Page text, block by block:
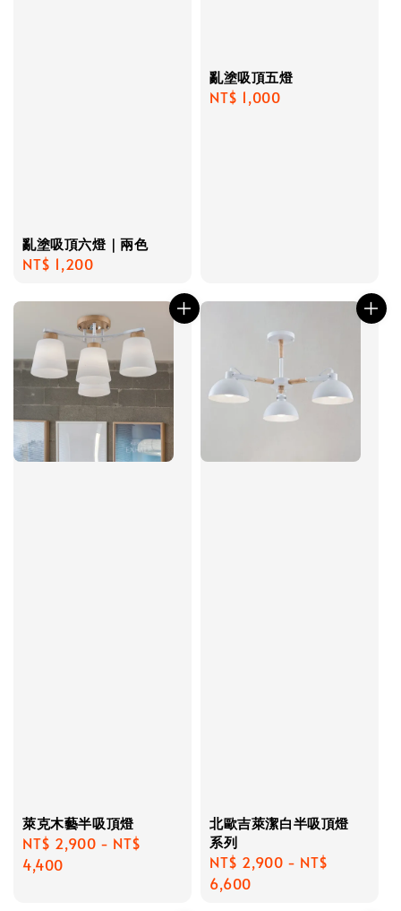
亂塗吸頂六燈｜兩色
Regular
NT$ 1,200
亂塗吸頂五燈
Regular
NT$ 1,000
萊克木藝半吸頂燈
Regular
price
NT$ 2,900 - NT$
4,400
北歐吉萊潔白半吸頂燈
系列
Regular
price
NT$ 2,900 - NT$
6,600